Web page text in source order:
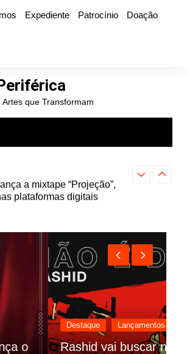
Expediente Patrocínio
Doação
que Transformam
plataformas digitais
Farofa
Lançamentos
nos HQs as